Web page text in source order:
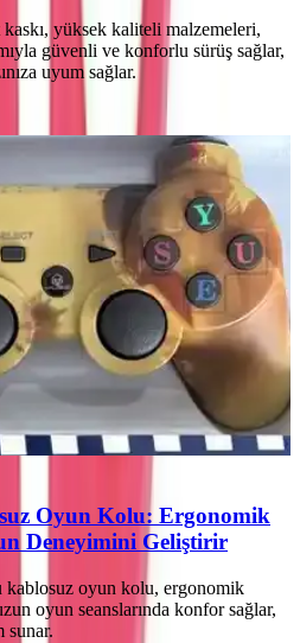
yüksek kaliteli malzemeleri,
güvenli ve konforlu sürüş sağlar,
uyum sağlar.
Oyun Kolu: Ergonomik
Deneyimini Geliştirir
kablosuz oyun kolu, ergonomik
oyun seanslarında konfor sağlar,
sunar.